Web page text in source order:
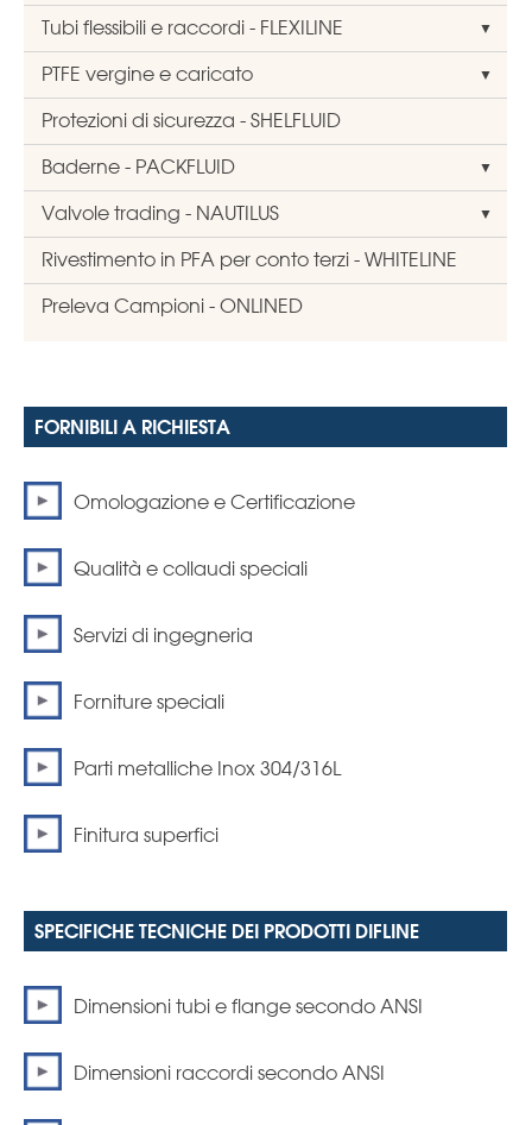
Tubi flessibili e raccordi - FLEXILINE
PTFE vergine e caricato
Protezioni di sicurezza - SHELFLUID
Baderne - PACKFLUID
Valvole trading - NAUTILUS
Rivestimento in PFA per conto terzi - WHITELINE
Preleva Campioni - ONLINED
FORNIBILI A RICHIESTA
Omologazione e Certificazione
Qualità e collaudi speciali
Servizi di ingegneria
Forniture speciali
Parti metalliche Inox 304/316L
Finitura superfici
SPECIFICHE TECNICHE DEI PRODOTTI DIFLINE
Dimensioni tubi e flange secondo ANSI
Dimensioni raccordi secondo ANSI